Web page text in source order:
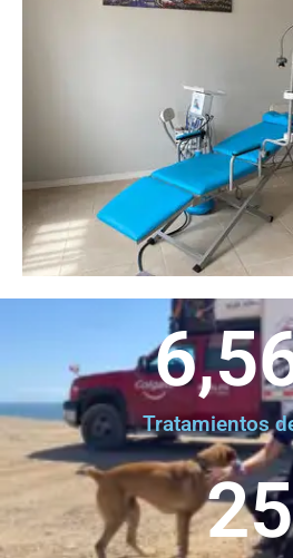
Tratamientos
25